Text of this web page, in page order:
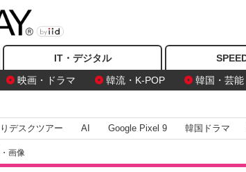
IT・デジタル
映画・ドラマ
韓流・K-POP 韓国・芸能
デスクツアー AI Google Pixel 9 韓国ドラマ
画像